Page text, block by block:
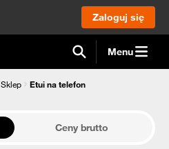
Zaloguj się
Menu
Sklep Etui na telefon
Ceny brutto